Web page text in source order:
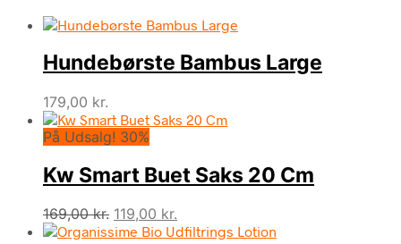
Hundebørste Bambus Large
179,00 kr.
På Udsalg! 30%
Kw Smart Buet Saks 20 Cm
169,00kr. Den
oprindelige
119,00 kr.
aktuelle